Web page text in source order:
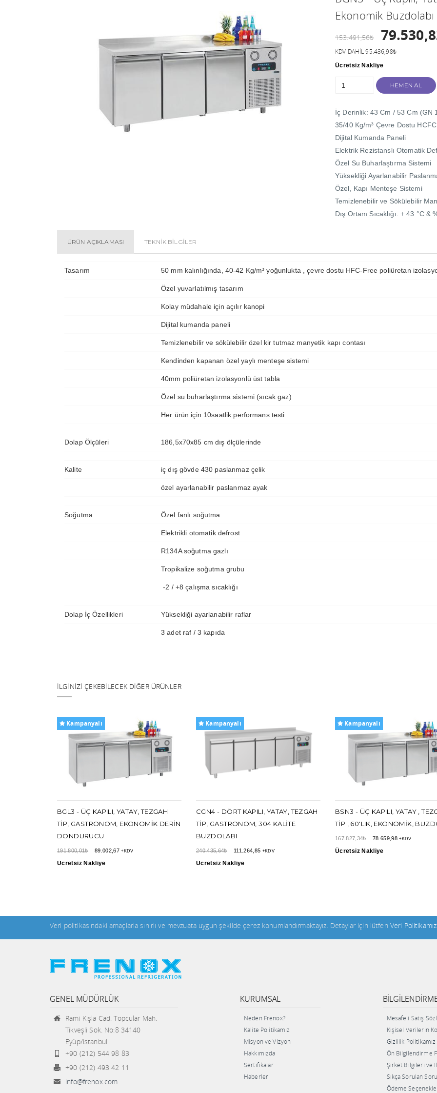
Ekonomik Buzdolabı
153.491,56₺
KDV DAHİL 95.436,98₺
Ücretsiz Nakliye
HEMEN AL
İç Derinlik: 43 Cm / 53 Cm (GN
35/40 Kg/m³ Çevre Dostu
Dijital Kumanda Paneli
Elektrik Rezistanslı Otomatik
Özel Su Buharlaştırma Sistemi
Yüksekliği Ayarlanabilir
Özel, Kapı Menteşe Sistemi
Temizlenebilir ve Sökülebilir
Dış Ortam Sıcaklığı: + 43 °C &
ÜRÜN AÇIKLAMASI TEKNİK BİLGİLER
Tasarım 50 mm kalınlığında, 40-42 Kg/m³ yoğunlukta , çevre dostu HFC-Free poliüretan
Özel yuvarlatılmış tasarım
Kolay müdahale için açılır kanopi
Dijital kumanda paneli
Temizlenebilir ve sökülebilir özel kir tutmaz manyetik kapı contası
Kendinden kapanan özel yaylı menteşe sistemi
40mm poliüretan izolasyonlü üst tabla
Özel su buharlaştırma sistemi (sıcak gaz)
Her ürün için 10saatlik performans testi
Dolap Ölçüleri 186,5x70x85 cm dış ölçülerinde
Kalite iç dış gövde 430 paslanmaz çelik
özel ayarlanabilir paslanmaz ayak
Soğutma Özel fanlı soğutma
Elektrikli otomatik defrost
R134A soğutma gazlı
Tropikalize soğutma grubu
-2 / +8 çalışma sıcaklığı
Dolap İç Özellikleri Yüksekliği ayarlanabilir raflar
3 adet raf / 3 kapıda
İLGINIZI ÇEKEBILECEK DIĞER ÜRÜNLER
Kampanyalı
BGL3 - ÜÇ KAPILI, YATAY, TEZGAH
TIP, GASTRONOM, EKONOMIK DERIN
DONDURUCU
191.800,01₺ 89.002,67+KDV
Ücretsiz Nakliye
Kampanyalı
CGN4 - DÖRT KAPILI, YATAY, TEZGAH
TIP, GASTRONOM, 304 KALITE
BUZDOLABI
240.435,64₺ 111.264,85 +KDV
Ücretsiz Nakliye
Kampanyalı
BSN3 - ÜÇ KAPILI, YATAY ,
TIP , 60'LIK, EKONOMIK,
167.827,34₺ 78.659,98+KDV
Ücretsiz Nakliye
Veri politikasındaki amaçlarla sınırlı ve mevzuata uygun şekilde çerez konumlandırmaktayız. Detaylar için lütfen Veri
GENEL MÜDÜRLÜK
Rami Kışla Cad. Topcular Mah.
Tikveşli Sok. No:8 34140
Eyüp/istanbul
+90 (212) 544 98 83
+90 (212) 493 42 11
info@frenox.com
KURUMSAL
Neden Frenox?
Kalite Politikamız
Misyon ve Vizyon
Hakkımızda
Sertifikalar
Haberler
Mesafeli Satış
Kişisel Verilerin
Gizlilik Politikamız
Ön Bilgilendirme
Şirket Bilgileri ve
Sıkça Sorulan
Ödeme